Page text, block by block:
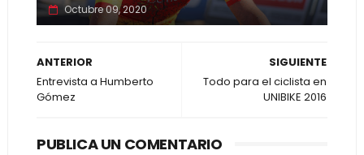
Octubre 09, 2020
SIGUIENTE
Todo para el ciclista en
UNIBIKE 2016
ANTERIOR
Entrevista a Humberto
Gómez
PUBLICA UN COMENTARIO